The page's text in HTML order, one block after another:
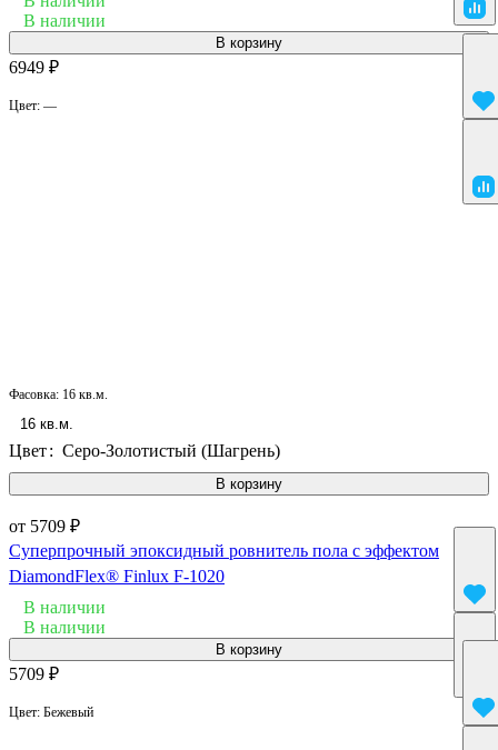
В корзину
В наличии
В корзину
6949 ₽
Цвет: —
Фасовка: 16 кв.м.
16 кв.м.
Цвет: Серо-Золотистый (Шагрень)
от 5709 ₽
Суперпрочный эпоксидный ровнитель пола с эффектом
DiamondFlex® Finlux F-1020
В наличии
В наличии
В корзину
5709 ₽
Цвет: Бежевый